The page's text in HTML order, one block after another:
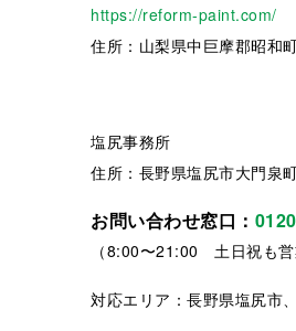
https://reform-paint.com/
住所：山梨県中巨摩郡昭和
塩尻事務所
住所：長野県塩尻市大門泉
お問い合わせ窓口：
（8:00〜21:00 土日祝も営
対応エリア：長野県塩尻市